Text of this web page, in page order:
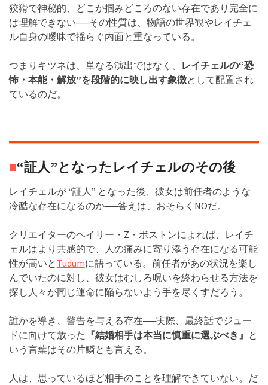
狡猾で神秘的、どこか掴みどころのない存在であり完全に
は理解できない──その性質は、物語の世界観やレイチェ
ル自身の曖昧で揺らぐ内面と重なっている。
つまりキツネは、単なる演出ではなく、
レイチェルの“恐
怖・本能・解放”を段階的に映し出す象徴として配置され
ているのだ。
■“証人”となったレイチェルのその後
レイチェルが “証人” となった後、彼女は前任者のような
冷酷な存在になるのか──答えは、おそらくNOだ。
クリエイターのヘイリー・Z・ボストンによれば、レイチ
ェルはより共感的で、人の痛みに寄り添う存在になる可能
性が高いと Tudumに語っている。前任者があの状況を楽し
んでいたのに対し、彼女はむしろ呪いを終わらせる方法を
探し人々が同じ運命に陥らないよう手を尽くすだろう。
誰かを導き、警告を与える存在──実際、最終話でジュー
ドに向けて放った 『結婚相手は本当に慎重に選ぶべき』 と
いう言葉はその片鱗とも言える。
人は、思っているほど相手のことを理解できていない。だ